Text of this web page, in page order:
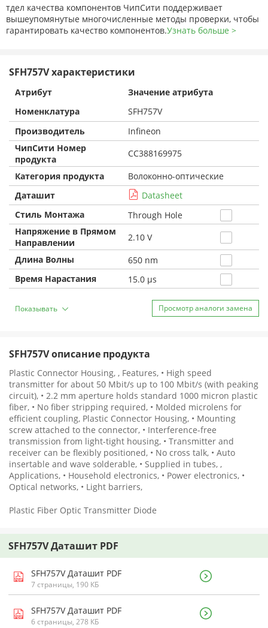
тдел качества компонентов ЧипСити поддерживает
вышеупомянутые многочисленные методы проверки, чтобы
гарантировать качество компонентов.Узнать больше >
SFH757V характеристики
Атрибут
Значение атрибута
Номенклатура
SFH757V
Производитель
Infineon
ЧипСити Номер
продукта
CC388169975
Категория продукта
Волоконно-оптические
Даташит
Datasheet
Стиль Монтажа
Through Hole
Напряжение в Прямом
Направлении
2.10 V
Длина Волны
650 nm
Время Нарастания
15.0 µs
Показывать Просмотр аналоги замена
SFH757V описание продукта
Plastic Connector Housing, , Features, • High speed
transmitter for about 50 Mbit/s up to 100 Mbit/s (with peaking
circuit), • 2.2 mm aperture holds standard 1000 micron plastic
fiber, • No fiber stripping required, • Molded microlens for
efficient coupling, Plastic Connector Housing, • Mounting
screw attached to the connector, • Interference-free
transmission from light-tight housing, • Transmitter and
receiver can be flexibly positioned, • No cross talk, • Auto
insertable and wave solderable, • Supplied in tubes, ,
Applications, • Household electronics, • Power electronics, •
Optical networks, • Light barriers,
Plastic Fiber Optic Transmitter Diode
SFH757V Даташит PDF
SFH757V Даташит PDF
7 страницы, 190 КБ
SFH757V Даташит PDF
6 страницы, 278 КБ